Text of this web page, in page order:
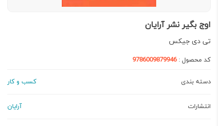
اوج بگیر نشر آرایان
تی دی جیکس
کد محصول :9786009879946
دسته بندی کسب و کار
انتشارات آرایان